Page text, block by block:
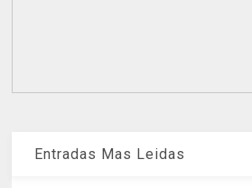
Entradas Mas Leidas